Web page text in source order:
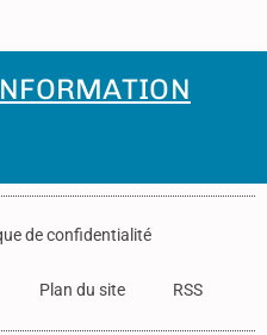
de confidentialité
Plan du site RSS